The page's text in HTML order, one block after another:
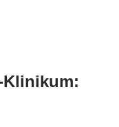
Klinikum: